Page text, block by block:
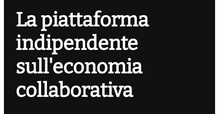
La piattaforma
indipendente
sull'economia
collaborativa